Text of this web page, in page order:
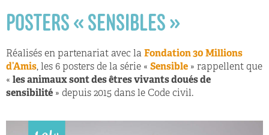
POSTERS « SENSIBLES »
Réalisés en partenariat avec la Fondation 30 Millions
d’Amis, les 6 posters de la série « Sensible » rappellent que
« les animaux sont des êtres vivants doués de
sensibilité » depuis 2015 dans le Code civil.